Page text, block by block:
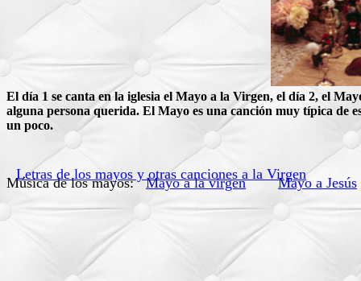
El día 1 se canta en la iglesia el Mayo a la Virgen, el día 2, el
alguna persona querida. El Mayo es una canción muy típica de
un poco.
Música de los mayos:Mayo a la virgen Mayo a Jesús
Letras de los mayos y otras canciones a la Virgen